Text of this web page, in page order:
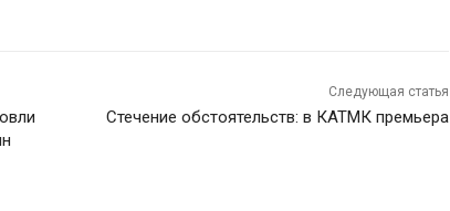
Следующая статья
Стечение обстоятельств: в КАТМК премьера